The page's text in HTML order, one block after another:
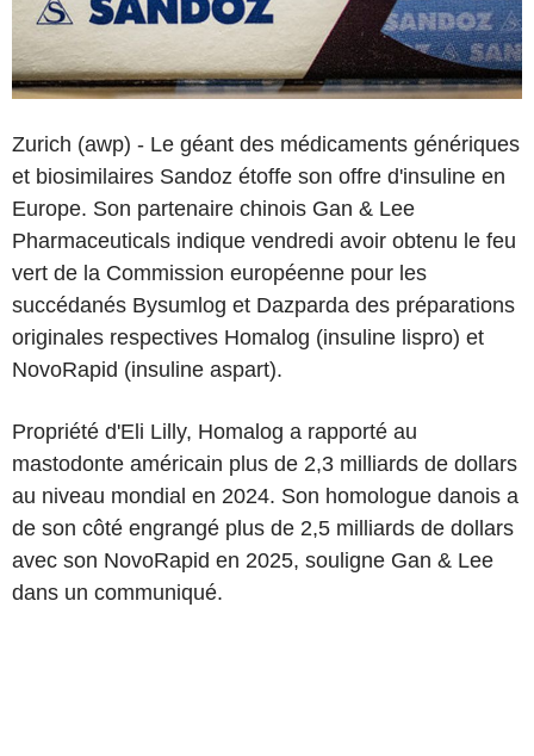
Zurich (awp) - Le géant des médicaments génériques
et biosimilaires Sandoz étoffe son offre d'insuline en
Europe. Son partenaire chinois Gan & Lee
Pharmaceuticals indique vendredi avoir obtenu le feu
vert de la Commission européenne pour les
succédanés Bysumlog et Dazparda des préparations
originales respectives Homalog (insuline lispro) et
NovoRapid (insuline aspart).
Propriété d'Eli Lilly, Homalog a rapporté au
mastodonte américain plus de 2,3 milliards de dollars
au niveau mondial en 2024. Son homologue danois a
de son côté engrangé plus de 2,5 milliards de dollars
avec son NovoRapid en 2025, souligne Gan & Lee
dans un communiqué.